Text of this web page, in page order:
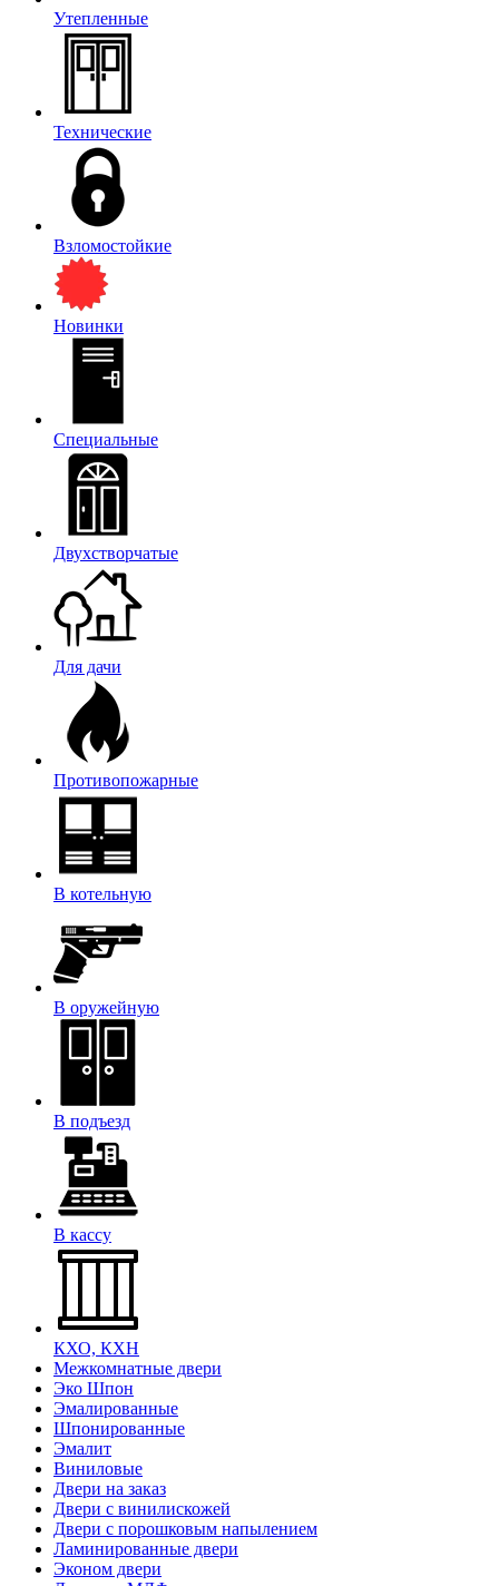
Утепленные
Технические
Взломостойкие
Новинки
Специальные
Двухстворчатые
Для дачи
Противопожарные
В котельную
В оружейную
В подъезд
В кассу
КХО, КХН
Межкомнатные двери
Эко Шпон
Эмалированные
Шпонированные
Эмалит
Виниловые
Двери на заказ
Двери с винилискожей
Двери с порошковым напылением
Ламинированные двери
Эконом двери